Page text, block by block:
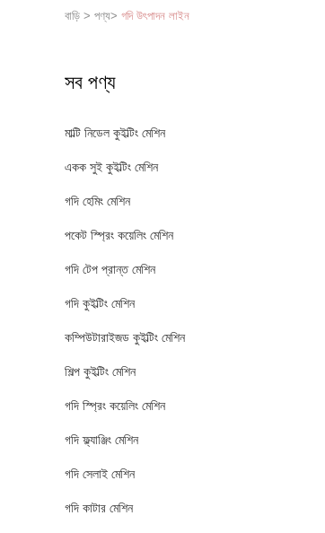
বাড়ি > পণ্য> গদি উৎপাদন লাইন
সব পণ্য
মাল্টি নিডেল কুইল্টিং মেশিন
একক সুই কুইল্টিং মেশিন
গদি হেমিং মেশিন
পকেট স্প্রিং কয়েলিং মেশিন
গদি টেপ প্রান্ত মেশিন
গদি কুইল্টিং মেশিন
কম্পিউটারাইজড কুইল্টিং মেশিন
শিল্প কুইল্টিং মেশিন
গদি স্প্রিং কয়েলিং মেশিন
গদি ফ্ল্যাঞ্জিং মেশিন
গদি সেলাই মেশিন
গদি কাটার মেশিন